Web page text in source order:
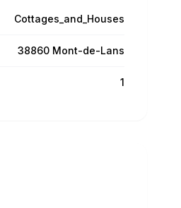
Cottages_and_Houses
38860 Mont-de-Lans
1